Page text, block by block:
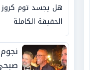
هل يجسد توم
الحقيقة الكاملة